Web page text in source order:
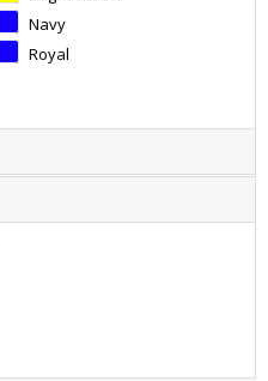
Navy
Royal